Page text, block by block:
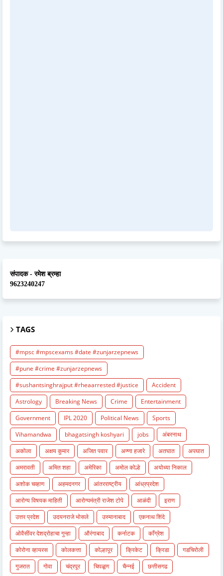
संपादक - रमेश ब्रम्हा
9623240247
TAGS
#mpsc #mpscexams #date #zunjarzepnews
#pune #crime #zunjarzepnews
#sushantsinghrajput #rheaarrested #justice
Accident
Astrology
Breaking News Crime
Entertainment
Government
IPL 2020 Political News
Sports
Vihamandwa
bhagatsingh koshyari jobs
अंबरनाथ
अकोला
अक्षय कुमार अजित पवार अण्णा हजारे अतघात
अपघात
अमरावती
अमित शहा अमेरिका अमोल कोल्हे
अयोध्या निकाल
अशोक चव्हाण
अहमदनगर आंतरराष्ट्रीय
आंध्रप्रदेश
आरोग्य विषयक माहिती
आरोग्यमंत्री राजेश टोपे आळंदी
इराण
उत्तर प्रदेश
उदयनराजे भोसले उस्मानाबाद
एकनाथ शिंदे
ओवैसींवर देशद्रोहाचा गुन्हा
औरंगाबाद कर्नाटक
काँग्रेश
कोरोना व्हायरस
कोलकत्ता कोल्हापूर क्रिकेट क्रिडा
गडचिरोली
गुजरात
गोवा चंद्रपूर चिपळूण चैन्नई छत्तीसगढ